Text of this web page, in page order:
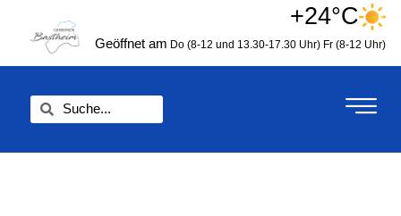
springen
+24°C
Geöffnet am Do (8-12 und 13.30-17.30 Uhr) Fr (8-12 Uhr)